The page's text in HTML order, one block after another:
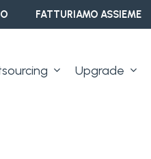
FATTURIAMO ASSIEME
Upgrade